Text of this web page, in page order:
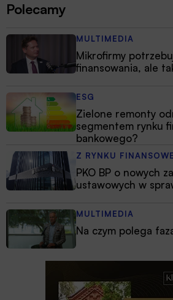
Polecamy
MULTIMEDIA
Mikrofirmy
finansowania, ale
ESG
Zielone remonty
segmentem rynku
bankowego?
Z RYNKU
PKO BP o nowych
ustawowych w
MULTIMEDIA
Na czym polega